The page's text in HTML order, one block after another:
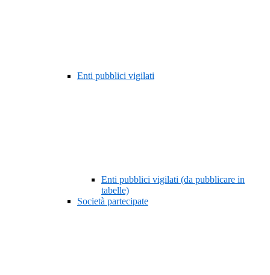
Enti pubblici vigilati
Enti pubblici vigilati (da pubblicare in
tabelle)
Società partecipate